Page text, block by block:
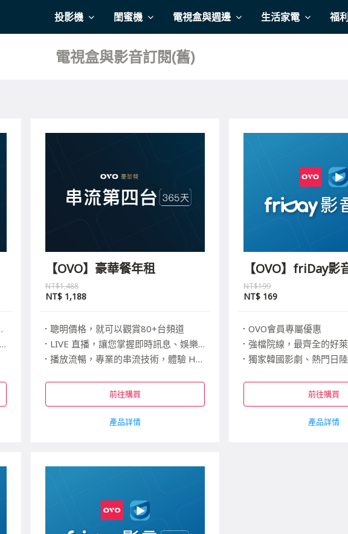
投影機 閨蜜機 電視盒與週邊 生活家電 福
電視盒與影音訂閱(舊)
【OVO】豪華餐年租
NT$1,488
NT$ 1,188
聰明價格，就可以觀賞80+台頻道
LIVE 直播，讓您掌握即時訊息、娛樂脈動
播放流暢，專業的串流技術，體驗 HD 高清畫質播放的順暢享受
前往購買
產品詳情
【OVO】friDay影
NT$199
NT$ 169
OVO會員專屬優惠
強檔院線，最齊全的好
獨家韓國影劇、熱門日陸劇、綜
前往購買
產品詳情